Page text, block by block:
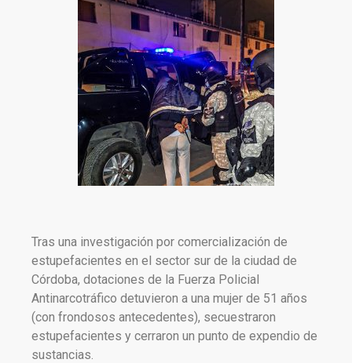
Tras una investigación por comercialización de
estupefacientes en el sector sur de la ciudad de
Córdoba, dotaciones de la Fuerza Policial
Antinarcotráfico detuvieron a una mujer de 51 años
(con frondosos antecedentes), secuestraron
estupefacientes y cerraron un punto de expendio de
sustancias.